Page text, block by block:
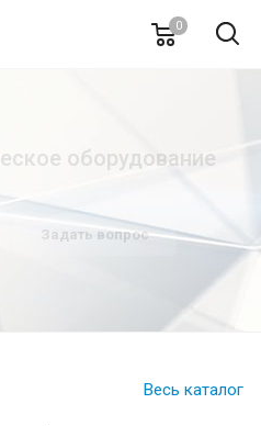
0
оборудование
Задать вопрос
Весь каталог